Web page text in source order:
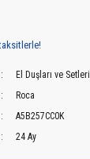
El Duşları ve Setleri
Roca
A5B257CC0K
24 Ay